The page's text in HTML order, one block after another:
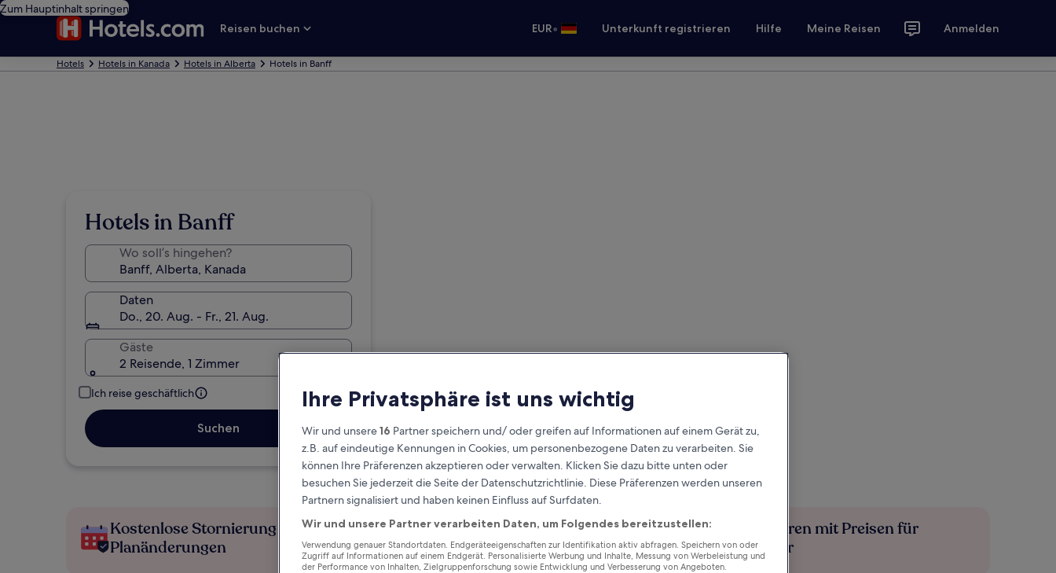
Zum Hauptinhalt springen
Reisen buchen
EUR• Unterkunft registrieren Hilfe Meine Reisen Anmelden
Hotels Hotels in Kanada Hotels in Alberta Hotels in Banff
Hotels in Banff
Wo soll’s hingehen?
Daten
Do., 20. Aug. - Fr., 21. Aug.
Gäste
2 Reisende, 1 Zimmer
Ich reise geschäftlich
Suchen
Kostenlose Stornierung bei
Planänderungen
Verdiene Prämien für jede
wahrgenommene Übernachtung
Mehr sparen mit Preisen für
Mitglieder
Ihre Privatsphäre ist uns wichtig
Wir und unsere16 Partner speichern und/ oder greifen auf Informationen auf einem Gerät zu,
z.B. auf eindeutige Kennungen in Cookies, um personenbezogene Daten zu verarbeiten. Sie
können Ihre Präferenzen akzeptieren oder verwalten. Klicken Sie dazu bitte unten oder
besuchen Sie jederzeit die Seite der Datenschutzrichtlinie. Diese Präferenzen werden unseren
Partnern signalisiert und haben keinen Einfluss auf Surfdaten.
Wir und unsere Partner verarbeiten Daten, um Folgendes bereitzustellen:
Verwendung genauer Standortdaten. Endgeräteeigenschaften zur Identifikation aktiv abfragen. Speichern von oder
Zugriff auf Informationen auf einem Endgerät. Personalisierte Werbung und Inhalte, Messung von Werbeleistung und
der Performance von Inhalten, Zielgruppenforschung sowie Entwicklung und Verbesserung von Angeboten.